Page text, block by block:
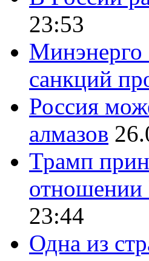
23:53
Минэнерго
санкций
Россия
алмазов
Трамп
отношении
23:44
Одна из